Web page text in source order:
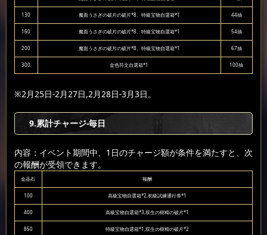
130 魔面うさぎの破片の破片*8、特級宝物自選箱*1 44抽
160 魔面うさぎの破片の破片*8、特級宝物自選箱*1 54抽
200 魔面うさぎの破片の破片*8、特級宝物自選箱*1 67抽
300 金色符文自選箱*1 100抽
※2月25日-2月27日,2月28日-3月3日。
9.累計チャージ-毎日
内容：イベント期間中、1日のチャージ額が条件を満たすと、次
の報酬が受領できます。
金晶石 報酬
100 高級宝物自選箱*2,初級試練通行券*1
400 高級宝物自選箱*3,双生の樹精の破片*1
850 特級宝物自選箱*1,双生の樹精の破片*2